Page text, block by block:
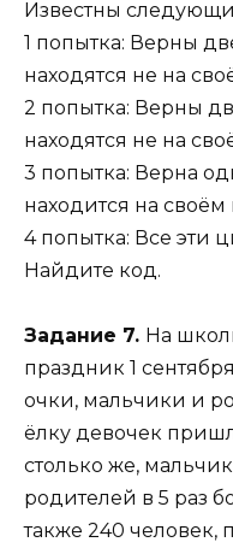
Известны
1 попытка: Верны
находятся не на
2 попытка: Верны
находятся не на
3 попытка: Верна
находится на своём
4 попытка: Все эти
Найдите код.
Задание 7. На
праздник 1
очки, мальчики и
ёлку девочек
столько же,
родителей в 5 раз
также 240 человек,